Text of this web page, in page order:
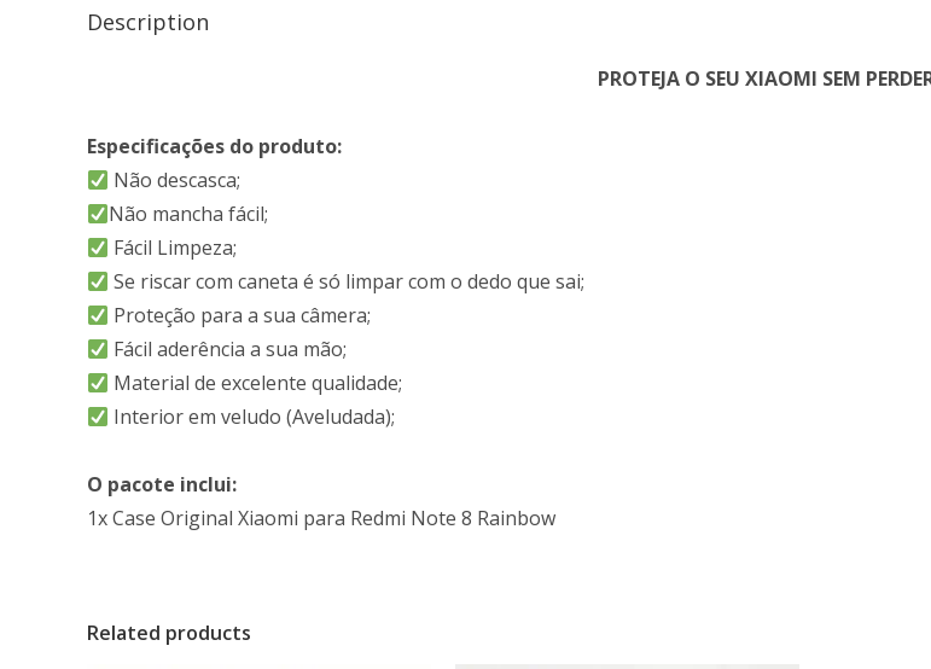
Description
PROTEJA O SEU XIAOMI SEM
Especificações do produto:
Não descasca;
Não mancha fácil;
Fácil Limpeza;
Se riscar com caneta é só limpar com o dedo que sai;
Proteção para a sua câmera;
Fácil aderência a sua mão;
Material de excelente qualidade;
Interior em veludo (Aveludada);
O pacote inclui:
1x Case Original Xiaomi para Redmi Note 8 Rainbow
Related products